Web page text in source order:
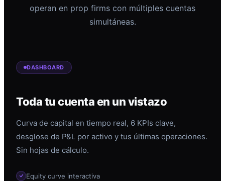
operan en prop firms con múltiples cuentas
simultáneas.
DASHBOARD
Toda tu cuenta en un vistazo
Curva de capital en tiempo real, 6 KPIs clave,
desglose de P&L por activo y tus últimas operaciones.
Sin hojas de cálculo.
Equity curve interactiva